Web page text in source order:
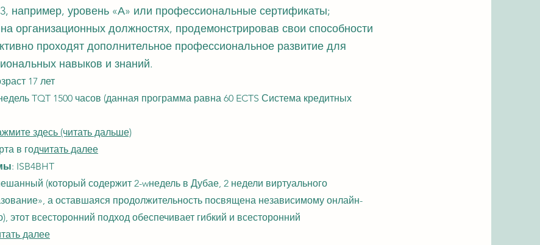
например, уровень «А» или профессиональные сертификаты;
организационных должностях, продемонстрировав свои способности
проходят дополнительное профессиональное развитие для
навыков и знаний.
17 лет
TQT 1500 часов (данная программа равна 60 ECTS Система кредитных
здесь (читать дальше)
в годчитать далее
: ISB4BHT
(который содержит 2-wнедель в Дубае, 2 недели виртуального
а оставшаяся продолжительность посвящена независимому онлайн-
этот всесторонний подход обеспечивает гибкий и всесторонний
далее